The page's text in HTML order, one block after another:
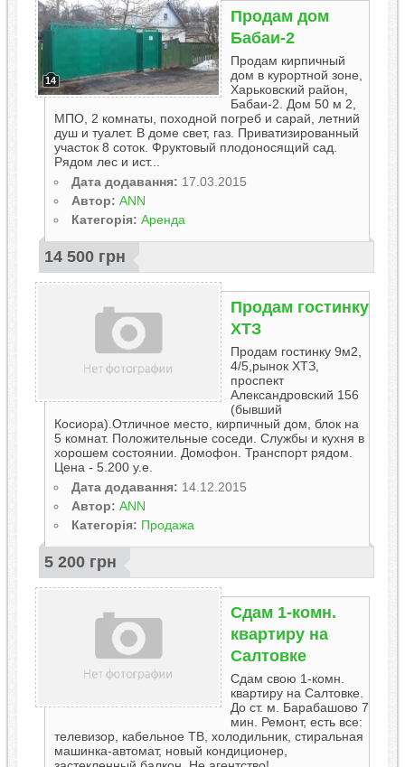
14
Продам дом
Бабаи-2
Продам кирпичный
дом в курортной зоне,
Харьковский район,
Бабаи-2. Дом 50 м 2,
МПО, 2 комнаты, походной погреб и сарай, летний
душ и туалет. В доме свет, газ. Приватизированный
участок 8 соток. Фруктовый плодоносящий сад.
Рядом лес и ист...
Дата додавання: 17.03.2015
Автор: ANN
Категорія: Аренда
14 500 грн
Продам гостинку
ХТЗ
Продам гостинку 9м2,
4/5,рынок ХТЗ,
проспект
Александровский 156
(бывший
Косиора).Отличное место, кирпичный дом, блок на
5 комнат. Положительные соседи. Службы и кухня в
хорошем состоянии. Домофон. Транспорт рядом.
Цена - 5.200 у.е.
Дата додавання: 14.12.2015
Автор: ANN
Категорія: Продажа
5 200 грн
Сдам 1-комн.
квартиру на
Салтовке
Сдам свою 1-комн.
квартиру на Салтовке.
До ст. м. Барабашово 7
мин. Ремонт, есть все:
телевизор, кабельное ТВ, холодильник, стиральная
машинка-автомат, новый кондиционер,